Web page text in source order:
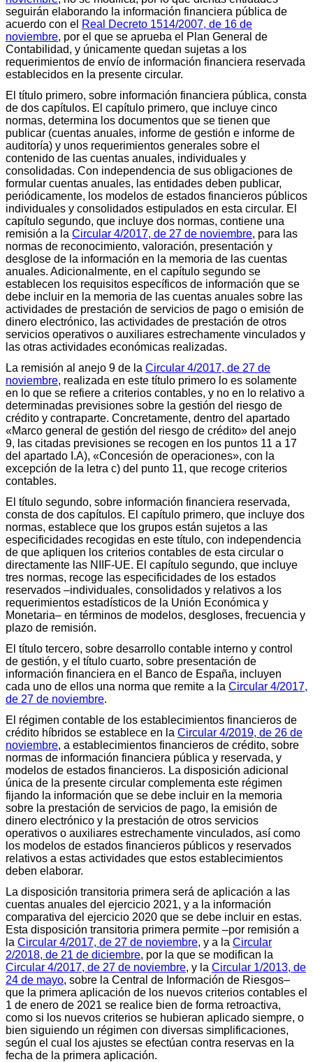
seguirán elaborando la información financiera pública de
acuerdo con el Real Decreto 1514/2007, de 16 de
noviembre, por el que se aprueba el Plan General de
Contabilidad, y únicamente quedan sujetas a los
requerimientos de envío de información financiera reservada
establecidos en la presente circular.
El título primero, sobre información financiera pública, consta
de dos capítulos. El capítulo primero, que incluye cinco
normas, determina los documentos que se tienen que
publicar (cuentas anuales, informe de gestión e informe de
auditoría) y unos requerimientos generales sobre el
contenido de las cuentas anuales, individuales y
consolidadas. Con independencia de sus obligaciones de
formular cuentas anuales, las entidades deben publicar,
periódicamente, los modelos de estados financieros públicos
individuales y consolidados estipulados en esta circular. El
capítulo segundo, que incluye dos normas, contiene una
remisión a la Circular 4/2017, de 27 de noviembre, para las
normas de reconocimiento, valoración, presentación y
desglose de la información en la memoria de las cuentas
anuales. Adicionalmente, en el capítulo segundo se
establecen los requisitos específicos de información que se
debe incluir en la memoria de las cuentas anuales sobre las
actividades de prestación de servicios de pago o emisión de
dinero electrónico, las actividades de prestación de otros
servicios operativos o auxiliares estrechamente vinculados y
las otras actividades económicas realizadas.
La remisión al anejo 9 de la Circular 4/2017, de 27 de
noviembre, realizada en este título primero lo es solamente
en lo que se refiere a criterios contables, y no en lo relativo a
determinadas previsiones sobre la gestión del riesgo de
crédito y contraparte. Concretamente, dentro del apartado
«Marco general de gestión del riesgo de crédito» del anejo
9, las citadas previsiones se recogen en los puntos 11 a 17
del apartado I.A), «Concesión de operaciones», con la
excepción de la letra c) del punto 11, que recoge criterios
contables.
El título segundo, sobre información financiera reservada,
consta de dos capítulos. El capítulo primero, que incluye dos
normas, establece que los grupos están sujetos a las
especificidades recogidas en este título, con independencia
de que apliquen los criterios contables de esta circular o
directamente las NIIF-UE. El capítulo segundo, que incluye
tres normas, recoge las especificidades de los estados
reservados –individuales, consolidados y relativos a los
requerimientos estadísticos de la Unión Económica y
Monetaria– en términos de modelos, desgloses, frecuencia y
plazo de remisión.
El título tercero, sobre desarrollo contable interno y control
de gestión, y el título cuarto, sobre presentación de
información financiera en el Banco de España, incluyen
cada uno de ellos una norma que remite a la Circular 4/2017,
de 27 de noviembre.
El régimen contable de los establecimientos financieros de
crédito híbridos se establece en la Circular 4/2019, de 26 de
noviembre, a establecimientos financieros de crédito, sobre
normas de información financiera pública y reservada, y
modelos de estados financieros. La disposición adicional
única de la presente circular complementa este régimen
fijando la información que se debe incluir en la memoria
sobre la prestación de servicios de pago, la emisión de
dinero electrónico y la prestación de otros servicios
operativos o auxiliares estrechamente vinculados, así como
los modelos de estados financieros públicos y reservados
relativos a estas actividades que estos establecimientos
deben elaborar.
La disposición transitoria primera será de aplicación a las
cuentas anuales del ejercicio 2021, y a la información
comparativa del ejercicio 2020 que se debe incluir en estas.
Esta disposición transitoria primera permite –por remisión a
la Circular 4/2017, de 27 de noviembre, y a la Circular
2/2018, de 21 de diciembre, por la que se modifican la
Circular 4/2017, de 27 de noviembre, y la Circular 1/2013, de
24 de mayo, sobre la Central de Información de Riesgos–
que la primera aplicación de los nuevos criterios contables el
1 de enero de 2021 se realice bien de forma retroactiva,
como si los nuevos criterios se hubieran aplicado siempre, o
bien siguiendo un régimen con diversas simplificaciones,
según el cual los ajustes se efectúan contra reservas en la
fecha de la primera aplicación.